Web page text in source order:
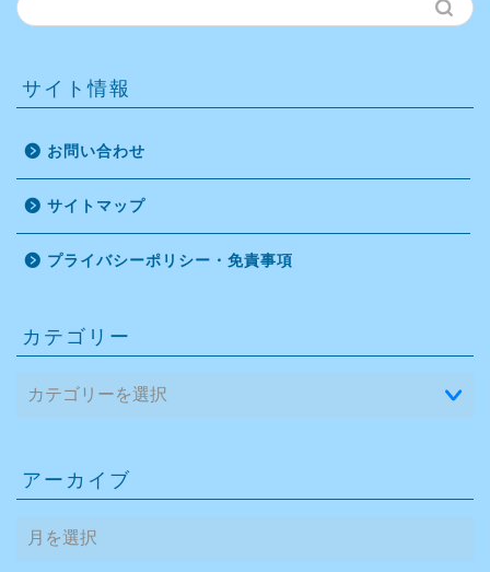
サイト情報
お問い合わせ
サイトマップ
プライバシーポリシー・免責事項
カテゴリー
アーカイブ
ア
ー